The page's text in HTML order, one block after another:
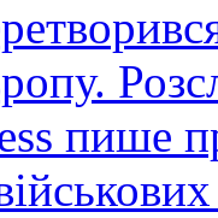
пише